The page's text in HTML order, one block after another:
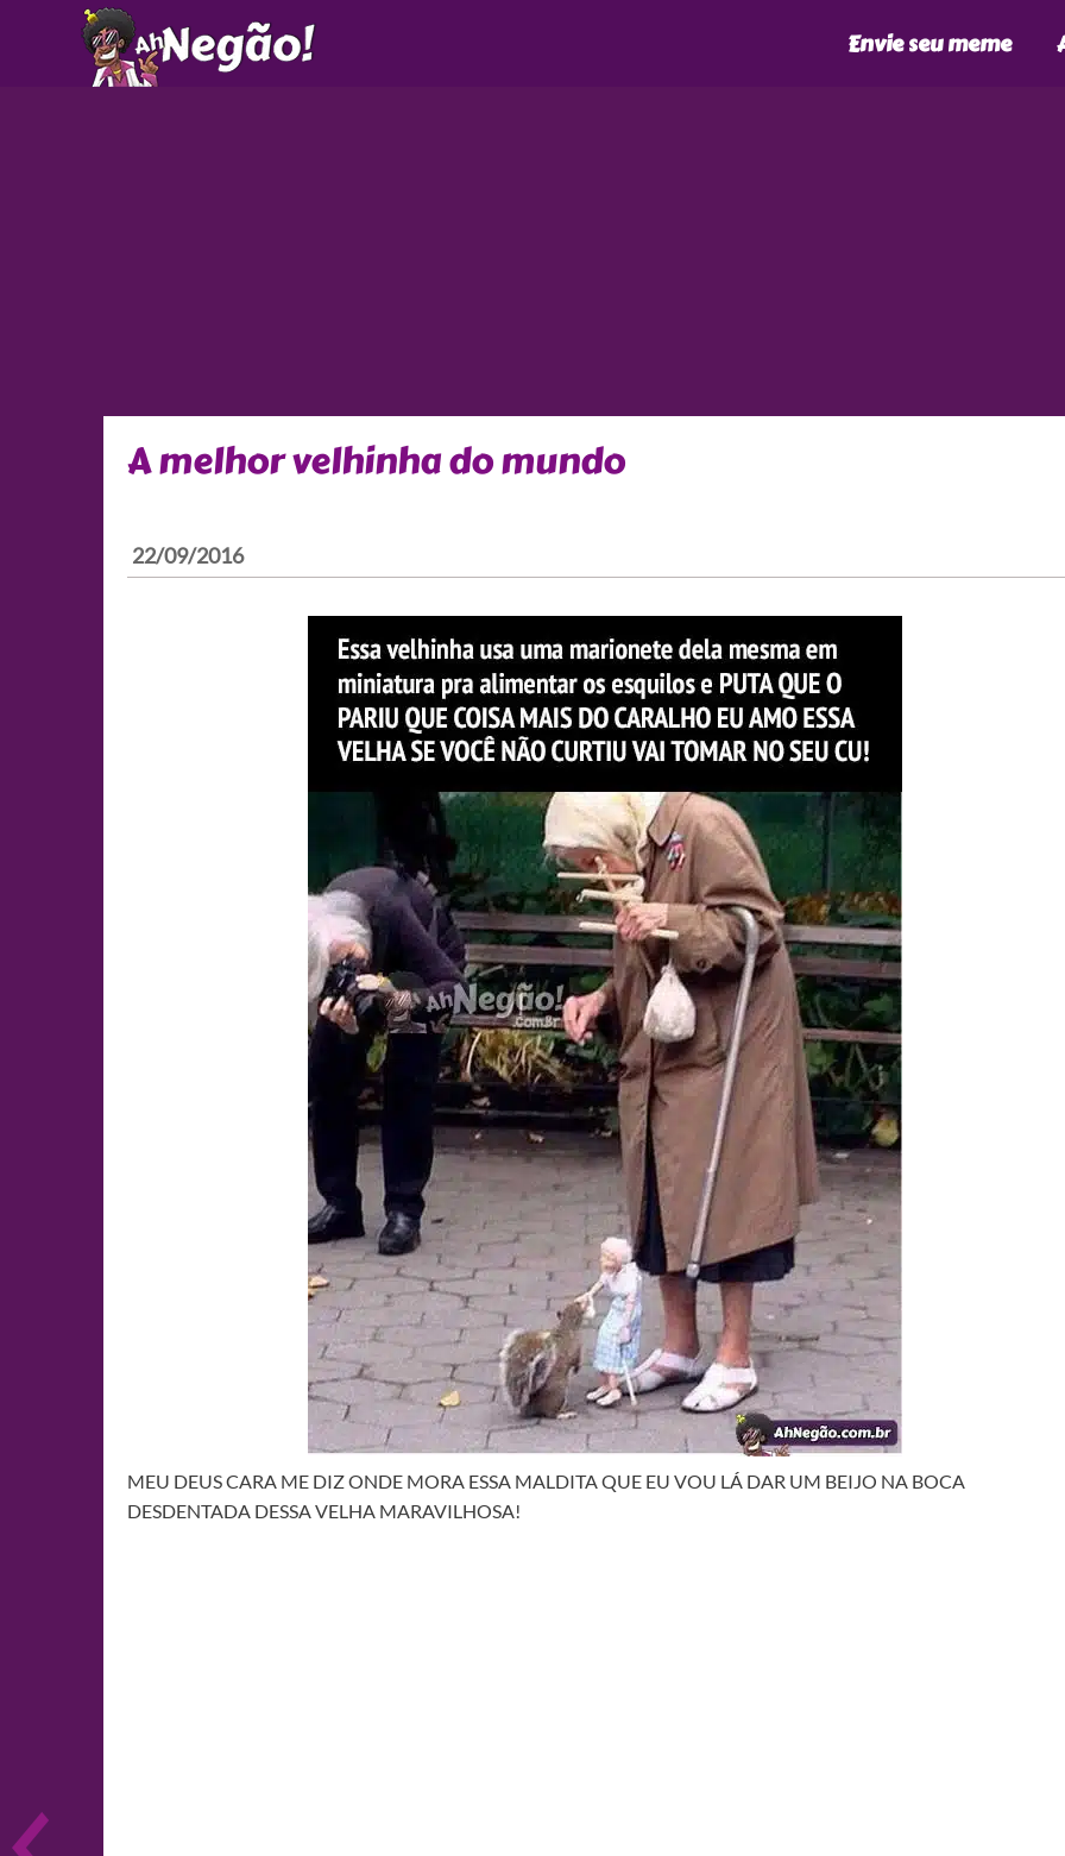
Envie seu meme
A melhor velhinha do mundo
22/09/2016
MEU DEUS CARA ME DIZ ONDE MORA ESSA MALDITA QUE EU VOU LÁ DAR UM BEIJO NA BOCA
DESDENTADA DESSA VELHA MARAVILHOSA!